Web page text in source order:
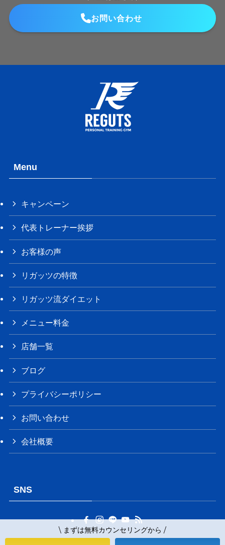
お問い合わせ
Menu
キャンペーン
代表トレーナー挨拶
お客様の声
リガッツの特徴
リガッツ流ダイエット
メニュー料金
店舗一覧
ブログ
プライバシーポリシー
お問い合わせ
会社概要
SNS
\ まずは無料カウンセリングから /